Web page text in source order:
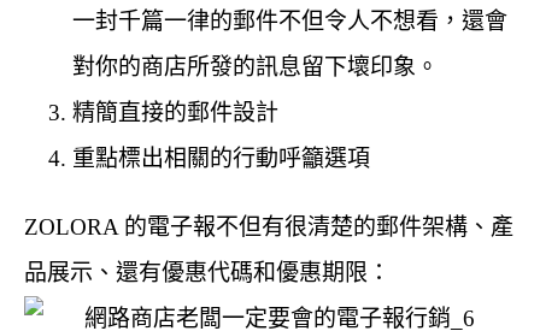
一封千篇一律的郵件不但令人不想看，還會
對你的商店所發的訊息留下壞印象。
精簡直接的郵件設計
重點標出相關的行動呼籲選項
ZOLORA 的電子報不但有很清楚的郵件架構、產
品展示、還有優惠代碼和優惠期限：